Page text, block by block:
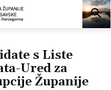
s Liste
Ured za
Županije